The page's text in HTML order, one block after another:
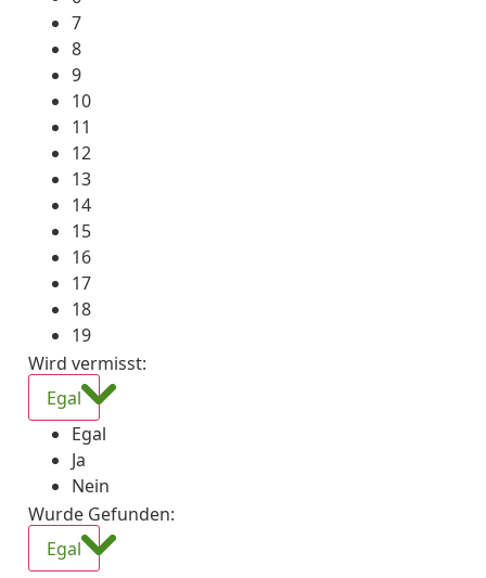
7
8
9
10
11
12
13
14
15
16
17
18
19
Wird vermisst:
Egal
Egal
Ja
Nein
Wurde Gefunden:
Egal